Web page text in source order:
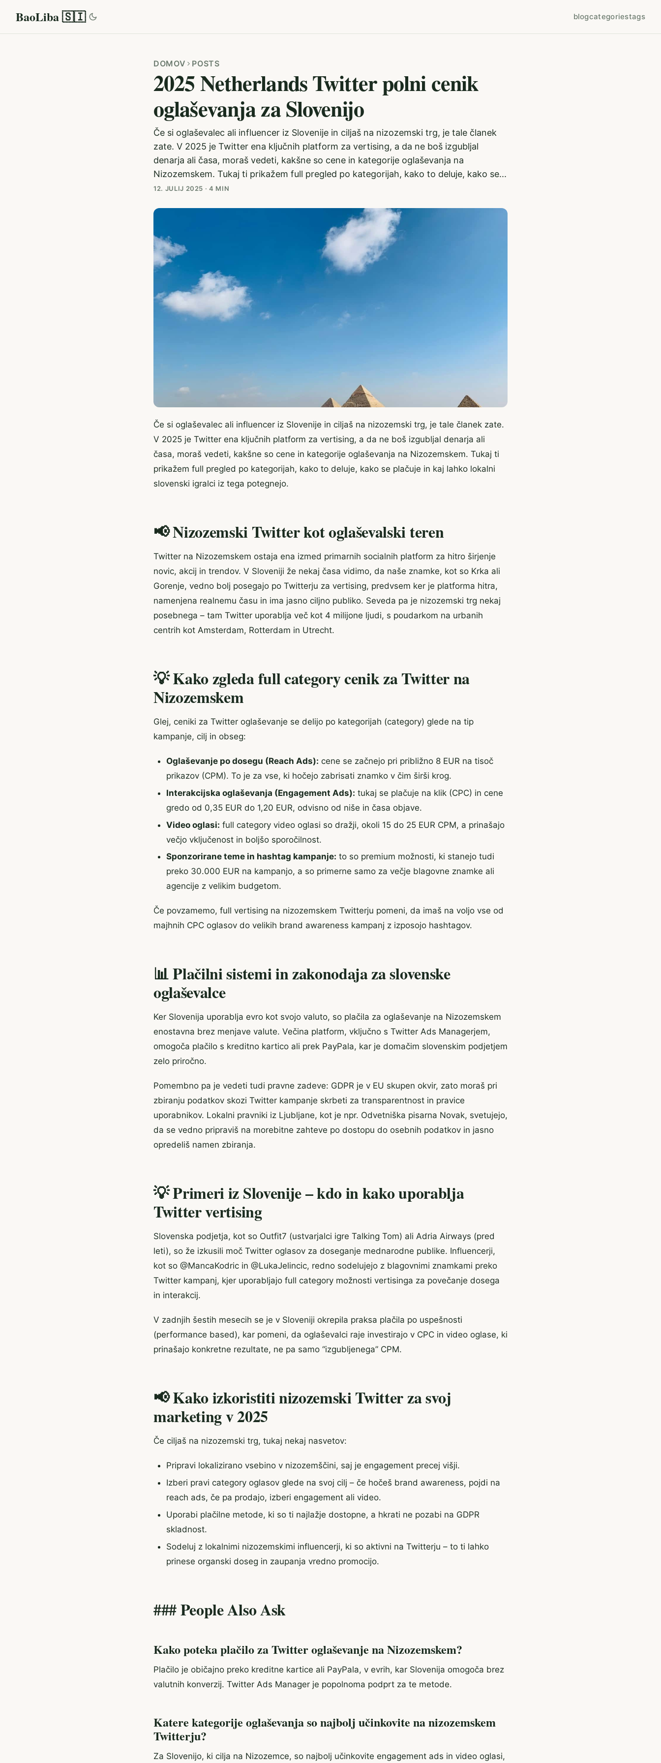
BaoLiba 🇸🇮 blogcategoriestags
DOMOV POSTS
2025 Netherlands Twitter polni cenik
oglaševanja za Slovenijo
Če si oglaševalec ali influencer iz Slovenije in ciljaš na nizozemski trg, je tale članek
zate. V 2025 je Twitter ena ključnih platform za vertising, a da ne boš izgubljal
denarja ali časa, moraš vedeti, kakšne so cene in kategorije oglaševanja na
Nizozemskem. Tukaj ti prikažem full pregled po kategorijah, kako to deluje, kako se...
12. JULIJ 2025 ·4 MIN
Če si oglaševalec ali influencer iz Slovenije in ciljaš na nizozemski trg, je tale članek zate.
V 2025 je Twitter ena ključnih platform za vertising, a da ne boš izgubljal denarja ali
časa, moraš vedeti, kakšne so cene in kategorije oglaševanja na Nizozemskem. Tukaj ti
prikažem full pregled po kategorijah, kako to deluje, kako se plačuje in kaj lahko lokalni
slovenski igralci iz tega potegnejo.
📢 Nizozemski Twitter kot oglaševalski teren
Twitter na Nizozemskem ostaja ena izmed primarnih socialnih platform za hitro širjenje
novic, akcij in trendov. V Sloveniji že nekaj časa vidimo, da naše znamke, kot so Krka ali
Gorenje, vedno bolj posegajo po Twitterju za vertising, predvsem ker je platforma hitra,
namenjena realnemu času in ima jasno ciljno publiko. Seveda pa je nizozemski trg nekaj
posebnega – tam Twitter uporablja več kot 4 milijone ljudi, s poudarkom na urbanih
centrih kot Amsterdam, Rotterdam in Utrecht.
💡 Kako zgleda full category cenik za Twitter na
Nizozemskem
Glej, ceniki za Twitter oglaševanje se delijo po kategorijah (category) glede na tip
kampanje, cilj in obseg:
Oglaševanje po dosegu (Reach Ads): cene se začnejo pri približno 8 EUR na tisoč
prikazov (CPM). To je za vse, ki hočejo zabrisati znamko v čim širši krog.
Interakcijska oglaševanja (Engagement Ads): tukaj se plačuje na klik (CPC) in cene
gredo od 0,35 EUR do 1,20 EUR, odvisno od niše in časa objave.
Video oglasi: full category video oglasi so dražji, okoli 15 do 25 EUR CPM, a prinašajo
večjo vključenost in boljšo sporočilnost.
Sponzorirane teme in hashtag kampanje: to so premium možnosti, ki stanejo tudi
preko 30.000 EUR na kampanjo, a so primerne samo za večje blagovne znamke ali
agencije z velikim budgetom.
Če povzamemo, full vertising na nizozemskem Twitterju pomeni, da imaš na voljo vse od
majhnih CPC oglasov do velikih brand awareness kampanj z izposojo hashtagov.
📊 Plačilni sistemi in zakonodaja za slovenske
oglaševalce
Ker Slovenija uporablja evro kot svojo valuto, so plačila za oglaševanje na Nizozemskem
enostavna brez menjave valute. Večina platform, vključno s Twitter Ads Managerjem,
omogoča plačilo s kreditno kartico ali prek PayPala, kar je domačim slovenskim podjetjem
zelo priročno.
Pomembno pa je vedeti tudi pravne zadeve: GDPR je v EU skupen okvir, zato moraš pri
zbiranju podatkov skozi Twitter kampanje skrbeti za transparentnost in pravice
uporabnikov. Lokalni pravniki iz Ljubljane, kot je npr. Odvetniška pisarna Novak, svetujejo,
da se vedno pripraviš na morebitne zahteve po dostopu do osebnih podatkov in jasno
opredeliš namen zbiranja.
💡 Primeri iz Slovenije – kdo in kako uporablja
Twitter vertising
Slovenska podjetja, kot so Outfit7 (ustvarjalci igre Talking Tom) ali Adria Airways (pred
leti), so že izkusili moč Twitter oglasov za doseganje mednarodne publike. Influencerji,
kot so @MancaKodric in @LukaJelincic, redno sodelujejo z blagovnimi znamkami preko
Twitter kampanj, kjer uporabljajo full category možnosti vertisinga za povečanje dosega
in interakcij.
V zadnjih šestih mesecih se je v Sloveniji okrepila praksa plačila po uspešnosti
(performance based), kar pomeni, da oglaševalci raje investirajo v CPC in video oglase, ki
prinašajo konkretne rezultate, ne pa samo “izgubljenega” CPM.
📢 Kako izkoristiti nizozemski Twitter za svoj
marketing v 2025
Če ciljaš na nizozemski trg, tukaj nekaj nasvetov:
Pripravi lokalizirano vsebino v nizozemščini, saj je engagement precej višji.
Izberi pravi category oglasov glede na svoj cilj – če hočeš brand awareness, pojdi na
reach ads, če pa prodajo, izberi engagement ali video.
Uporabi plačilne metode, ki so ti najlažje dostopne, a hkrati ne pozabi na GDPR
skladnost.
Sodeluj z lokalnimi nizozemskimi influencerji, ki so aktivni na Twitterju – to ti lahko
prinese organski doseg in zaupanja vredno promocijo.
### People Also Ask
Kako poteka plačilo za Twitter oglaševanje na Nizozemskem?
Plačilo je običajno preko kreditne kartice ali PayPala, v evrih, kar Slovenija omogoča brez
valutnih konverzij. Twitter Ads Manager je popolnoma podprt za te metode.
Katere kategorije oglaševanja so najbolj učinkovite na nizozemskem
Twitterju?
Za Slovenijo, ki cilja na Nizozemce, so najbolj učinkovite engagement ads in video oglasi,